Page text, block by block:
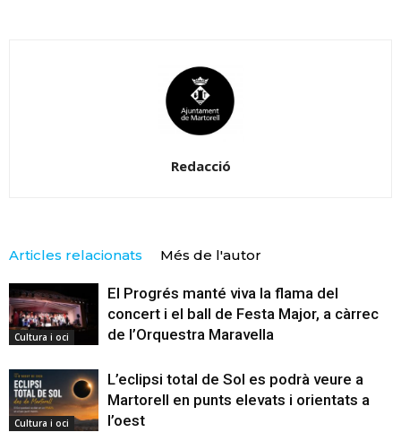
Redacció
Articles relacionats Més de l'autor
Cultura i oci
El Progrés manté viva la flama del
concert i el ball de Festa Major, a càrrec
de l’Orquestra Maravella
Cultura i oci
L’eclipsi total de Sol es podrà veure a
Martorell en punts elevats i orientats a
l’oest